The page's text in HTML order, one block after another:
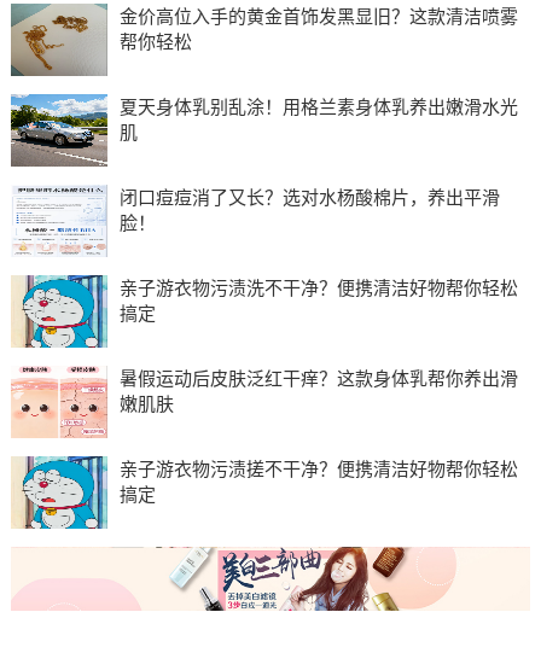
金价高位入手的黄金首饰发黑显旧？这款清洁喷雾
帮你轻松
夏天身体乳别乱涂！用格兰素身体乳养出嫩滑水光
肌
闭口痘痘消了又长？选对水杨酸棉片，养出平滑
脸！
亲子游衣物污渍洗不干净？便携清洁好物帮你轻松
搞定
暑假运动后皮肤泛红干痒？这款身体乳帮你养出滑
嫩肌肤
亲子游衣物污渍搓不干净？便携清洁好物帮你轻松
搞定